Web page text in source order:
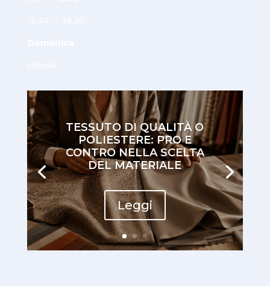
TESSUTO DI QUALITÀ O
POLIESTERE: PRO E
CONTRO NELLA SCELTA
DEL MATERIALE
Leggi